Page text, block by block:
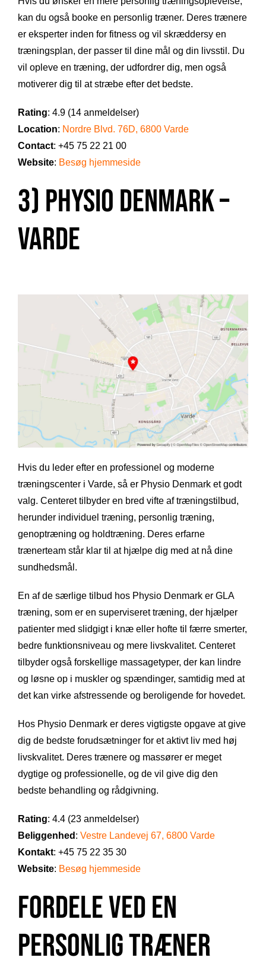
kan du også booke en personlig træner. Deres trænere
er eksperter inden for fitness og vil skræddersy en
træningsplan, der passer til dine mål og din livsstil. Du
vil opleve en træning, der udfordrer dig, men også
motiverer dig til at stræbe efter det bedste.
Rating: 4.9 (14 anmeldelser)
Location: Nordre Blvd. 76D, 6800 Varde
Contact: +45 75 22 21 00
Website: Besøg hjemmeside
3) Physio Denmark –
Varde
Hvis du leder efter en professionel og moderne
træningscenter i Varde, så er Physio Denmark et godt
valg. Centeret tilbyder en bred vifte af træningstilbud,
herunder individuel træning, personlig træning,
genoptræning og holdtræning. Deres erfarne
trænerteam står klar til at hjælpe dig med at nå dine
sundhedsmål.
En af de særlige tilbud hos Physio Denmark er GLA
træning, som er en superviseret træning, der hjælper
patienter med slidgigt i knæ eller hofte til færre smerter,
bedre funktionsniveau og mere livskvalitet. Centeret
tilbyder også forskellige massagetyper, der kan lindre
og løsne op i muskler og spændinger, samtidig med at
det kan virke afstressende og beroligende for hovedet.
Hos Physio Denmark er deres vigtigste opgave at give
dig de bedste forudsætninger for et aktivt liv med høj
livskvalitet. Deres trænere og massører er meget
dygtige og professionelle, og de vil give dig den
bedste behandling og rådgivning.
Rating: 4.4 (23 anmeldelser)
Beliggenhed : Vestre Landevej 67, 6800 Varde
Kontakt: +45 75 22 35 30
Website: Besøg hjemmeside
Fordele ved en
Personlig Træner